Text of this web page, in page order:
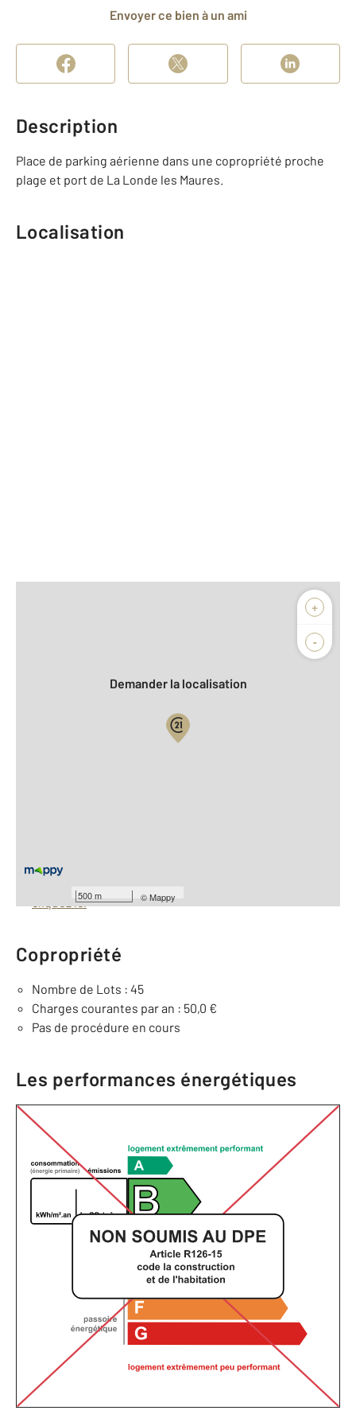
Envoyer ce bien à un ami
Description
Place de parking aérienne dans une copropriété proche
plage et port de La Londe les Maures.
Localisation
+
-
500 m ©Mappy
Biens vendus
Demander la localisation
Barèmes d'honoraires de l'agence
cliquez ici
Copropriété
Nombre de Lots : 45
Charges courantes par an : 50,0 €
Pas de procédure en cours
Les performances énergétiques